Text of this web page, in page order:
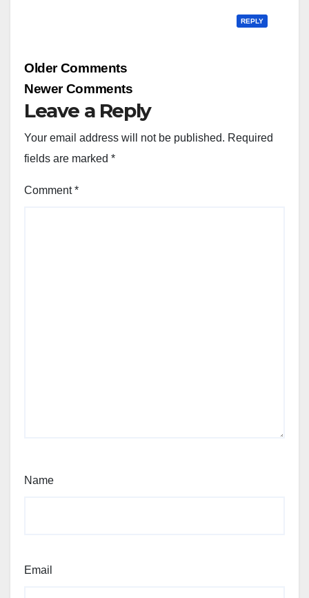
REPLY
Comment
Older Comments
Newer Comments
Leave a Reply
Your email address will not be published. Required
fields are marked *
Comment*
Name
Email